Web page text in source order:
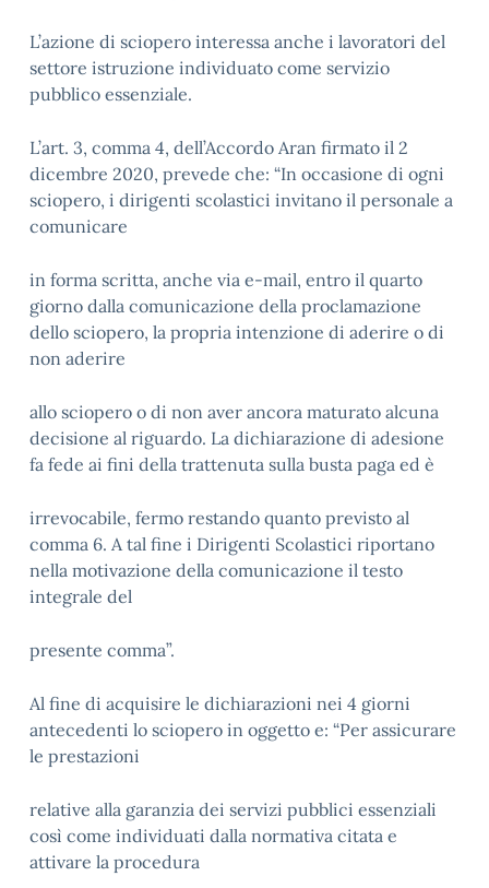
L’azione di sciopero interessa anche i lavoratori del
settore istruzione individuato come servizio
pubblico essenziale.
L’art. 3, comma 4, dell’Accordo Aran firmato il 2
dicembre 2020, prevede che: “In occasione di ogni
sciopero, i dirigenti scolastici invitano il personale a
comunicare
in forma scritta, anche via e-mail, entro il quarto
giorno dalla comunicazione della proclamazione
dello sciopero, la propria intenzione di aderire o di
non aderire
allo sciopero o di non aver ancora maturato alcuna
decisione al riguardo. La dichiarazione di adesione
fa fede ai fini della trattenuta sulla busta paga ed è
irrevocabile, fermo restando quanto previsto al
comma 6. A tal fine i Dirigenti Scolastici riportano
nella motivazione della comunicazione il testo
integrale del
presente comma”.
Al fine di acquisire le dichiarazioni nei 4 giorni
antecedenti lo sciopero in oggetto e: “Per assicurare
le prestazioni
relative alla garanzia dei servizi pubblici essenziali
così come individuati dalla normativa citata e
attivare la procedura